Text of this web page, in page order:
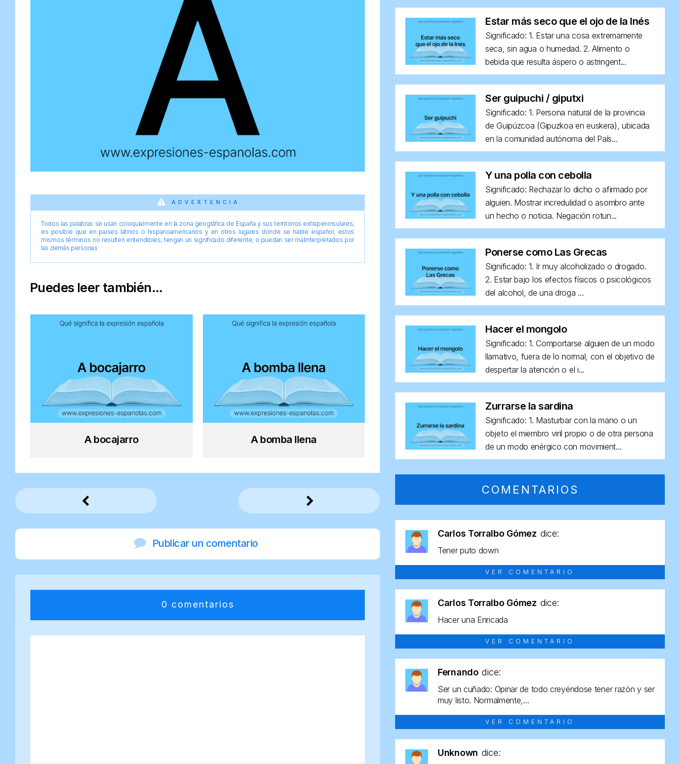
ADVERTENCIA
Todos las palabras se usan coloquialmente en la zona geográfica de España y sus territorios extrapeninsulares,
es posible que en países latinos o hispanoamericanos y en otros lugares donde se hable español, estos
mismos términos no resulten entendibles, tengan un significado diferente, o puedan ser malinterpretados por
las demás personas
Puedes leer también...
A bocajarro A bomba llena
Publicar un comentario
0 comentarios
Estar más seco que el ojo de la Inés
Significado: 1. Estar una cosa extremamente
seca, sin agua o humedad. 2. Alimento o
bebida que resulta áspero o astringent...
Ser guipuchi / giputxi
Significado: 1. Persona natural de la provincia
de Guipúzcoa (Gipuzkoa en euskera), ubicada
en la comunidad autónoma del País...
Y una polla con cebolla
Significado: Rechazar lo dicho o afirmado por
alguien. Mostrar incredulidad o asombro ante
un hecho o noticia. Negación rotun...
Ponerse como Las Grecas
Significado: 1. Ir muy alcoholizado o drogado.
2. Estar bajo los efectos físicos o psicológicos
del alcohol, de una droga ...
Hacer el mongolo
Significado: 1. Comportarse alguien de un modo
llamativo, fuera de lo normal, con el objetivo de
despertar la atención o el i...
Zurrarse la sardina
Significado: 1. Masturbar con la mano o un
objeto el miembro viril propio o de otra persona
de un modo enérgico con movimient...
COMENTARIOS
Carlos Torralbo Gómez dice:
Tener puto down
VER COMENTARIO
Carlos Torralbo Gómez dice:
Hacer una Enricada
VER COMENTARIO
Fernando dice:
Ser un cuñado: Opinar de todo creyéndose tener razón y ser
muy listo. Normalmente,...
VER COMENTARIO
Unknown dice: